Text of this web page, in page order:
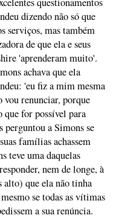
dizendo não só que
serviços, mas também
de que ela e seus
'aprenderam muito'.
achava que ela
'eu fiz a mim mesma
vou renunciar, porque
que for possível para
a Simons se
famílias achassem
teve uma daquelas
nem de longe, à
que ela não tinha
se todas as vítimas
a sua renúncia.